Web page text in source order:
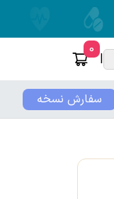
|
0
سفارش نسخه